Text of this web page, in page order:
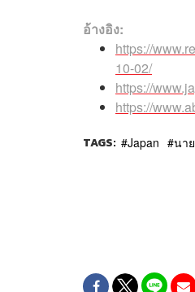
อ้างอิง:
https://
10-02/
https://
https://
TAGS: Japan นา